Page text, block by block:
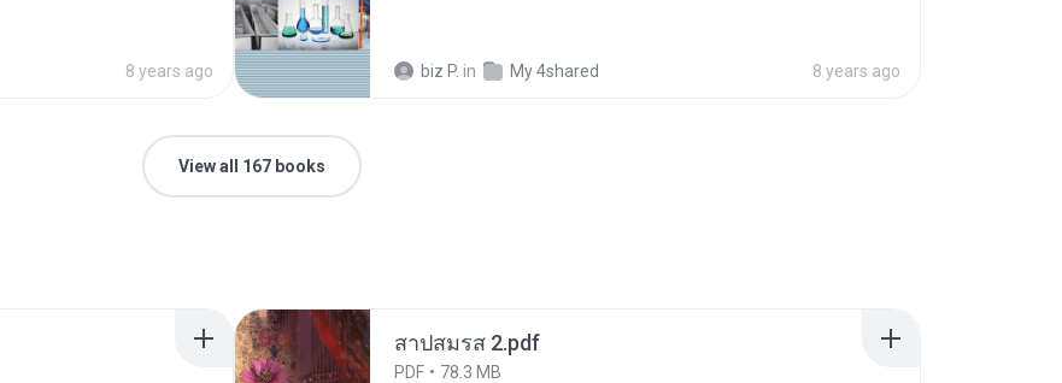
8 years ago biz P. in My 4shared 8 years ago
View all 167 books
สาปสมรส 2.pdf
PDF 78.3 MB